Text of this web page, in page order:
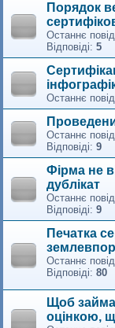
Порядок
Останнє
Відповіді: 5
Останнє
Останнє
Відповіді: 9
Фірма не
дублікат
Останнє
Відповіді: 9
Печатка
Останнє
Відповіді: 80
Щоб
оцінкою,